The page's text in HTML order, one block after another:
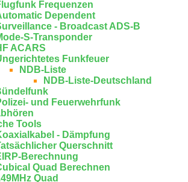
Frequenzen
Dependent
- Broadcast ADS-B
S-Transponder
ACARS
Funkfeuer
NDB-Liste
NDB-Liste-Deutschland
und Feuerwehrfunk
Tools
- Dämpfung
Querschnitt
Berechnung
Quad Berechnen
Quad